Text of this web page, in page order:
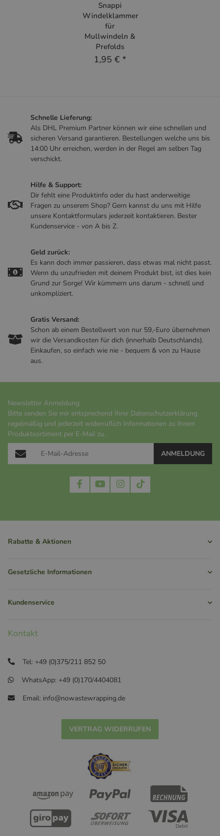
Snappi
Windelklammer
für
Mullwindeln &
Prefolds
1,95 € *
Schnelle Lieferung:
Als DHL Premium Partner können wir eine schnellen und
sicheren Versand garantieren. Bestellungen welche uns bis
14:00 Uhr erreichen, werden in der Regel am selben Tag
verschickt.
Hilfe & Support:
Dir fehlt eine Produktinfo oder du hast anderweitige
Fragen zu unserem Shop? Gern kannst du uns mit Hilfe
unsere Kontaktformulars jederzeit kontaktieren. Bester
Kundenservice - von A bis Z.
Geld zurück:
Es kann doch immer passieren, dass etwas mal nicht passt.
Wenn du unzufrieden mit deinem Produkt bist, ist dies kein
Grund zur Sorge! Wir kümmern uns darum - schnell und
unkompliziert.
Gratis Versand:
Schon ab einem Bestellwert von nur 59,-Euro übernehmen
wir die Versandkosten für dich (innerhalb Deutschlands).
Einkaufen, so einfach wie nie - bequem & von zu Hause
aus.
Newsletter Anmeldung
Bitte senden Sie mir entsprechend Ihrer Datenschutzerklärung
regelmäßig und jederzeit widerruflich Informationen zu Ihrem
Produktsortiment per E-Mail zu.
ANMELDUNG
Rabatte & Aktionen
Gesetzliche Informationen
Kundenservice
Kontakt
Tel: +49 (0)375/211 852 50
WhatsApp: +49 (0)170/4404081
Email: info@nowastewrapping.de
VERTRAG WIDERRUFEN